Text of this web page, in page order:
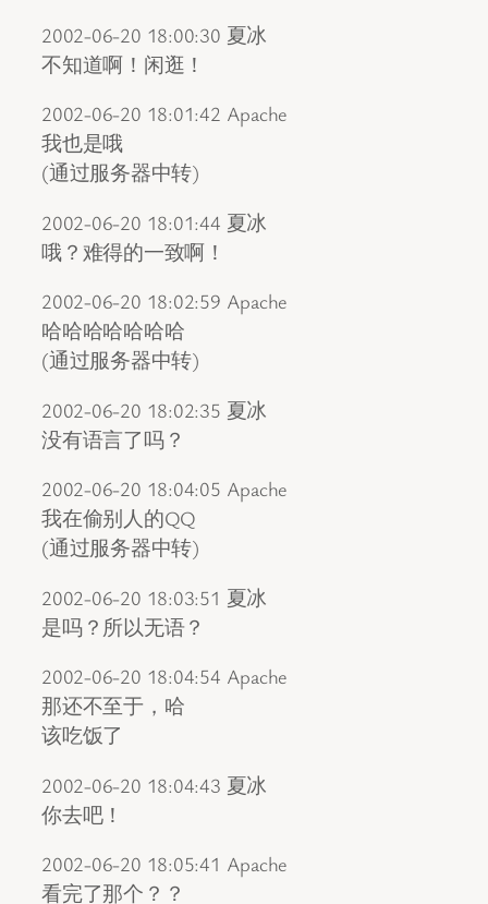
2002-06-20 18:00:30 夏冰
不知道啊！闲逛！
2002-06-20 18:01:42 Apache
我也是哦
(通过服务器中转)
2002-06-20 18:01:44 夏冰
哦？难得的一致啊！
2002-06-20 18:02:59 Apache
哈哈哈哈哈哈哈
(通过服务器中转)
2002-06-20 18:02:35 夏冰
没有语言了吗？
2002-06-20 18:04:05 Apache
我在偷别人的QQ
(通过服务器中转)
2002-06-20 18:03:51 夏冰
是吗？所以无语？
2002-06-20 18:04:54 Apache
那还不至于，哈
该吃饭了
2002-06-20 18:04:43 夏冰
你去吧！
2002-06-20 18:05:41 Apache
看完了那个？？